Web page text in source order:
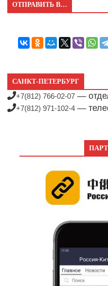
ОТПРАВИТЬ В…
САНКТ-ПЕТЕРБУРГ
+7(812) 766-02-07 —
+7(812) 971-102-4 —